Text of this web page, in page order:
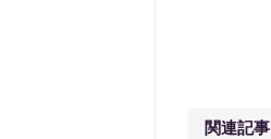
関連記事